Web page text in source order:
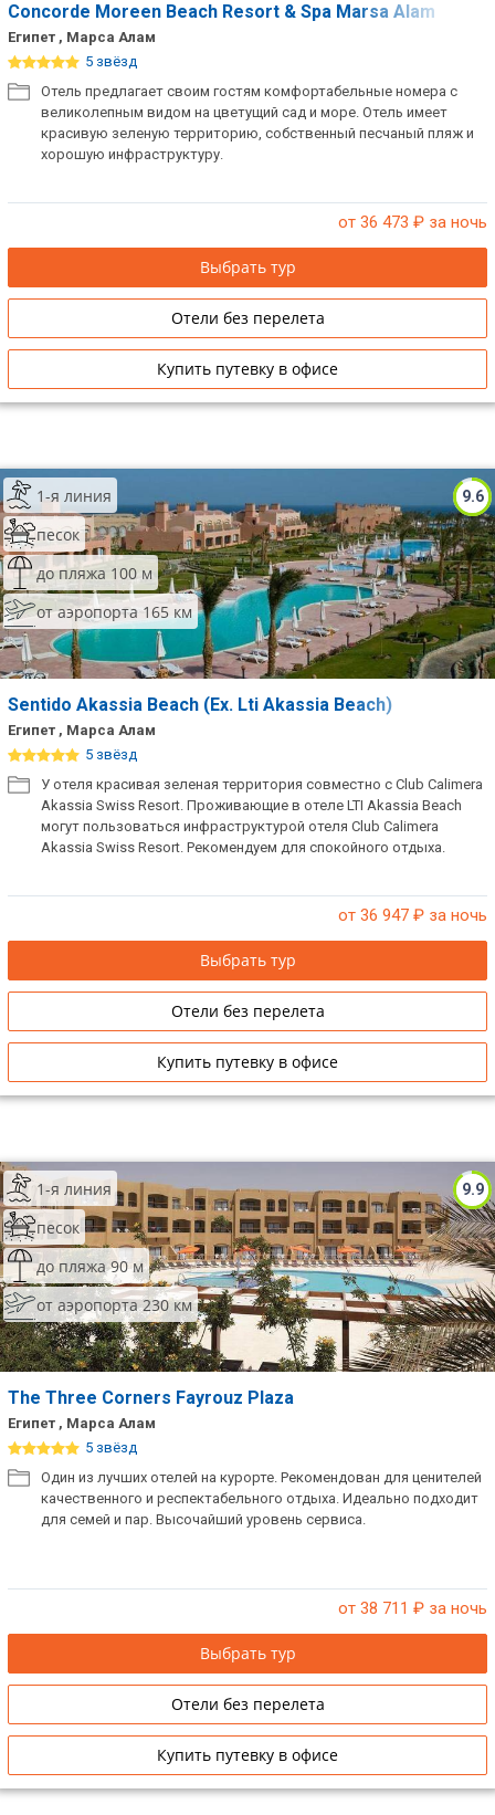
Concorde Moreen Beach Resort & Spa Marsa Alam
Египет , Марса Алам
5 звёзд
Отель предлагает своим гостям комфортабельные номера с
великолепным видом на цветущий сад и море. Отель имеет
красивую зеленую территорию, собственный песчаный пляж и
хорошую инфраструктуру.
от 36 473 ₽ за ночь
Выбрать тур
Отели без перелета
Купить путевку в офисе
9.6
1-я линия
песок
до пляжа 100 м
от аэропорта 165 км
Sentido Akassia Beach (Ex. Lti Akassia Beach)
Египет , Марса Алам
5 звёзд
У отеля красивая зеленая территория совместно с Club Calimera
Akassia Swiss Resort. Проживающие в отеле LTI Akassia Beach
могут пользоваться инфраструктурой отеля Club Calimera
Akassia Swiss Resort. Рекомендуем для спокойного отдыха.
от 36 947 ₽ за ночь
Выбрать тур
Отели без перелета
Купить путевку в офисе
9.9
1-я линия
песок
до пляжа 90 м
от аэропорта 230 км
The Three Corners Fayrouz Plaza
Египет , Марса Алам
5 звёзд
Один из лучших отелей на курорте. Рекомендован для ценителей
качественного и респектабельного отдыха. Идеально подходит
для семей и пар. Высочайший уровень сервиса.
от 38 711 ₽ за ночь
Выбрать тур
Отели без перелета
Купить путевку в офисе